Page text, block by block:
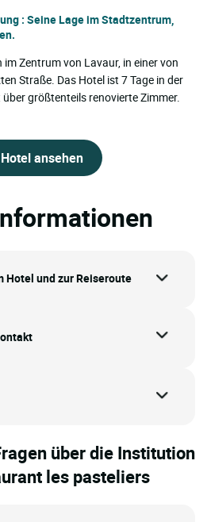
: Seine Lage im Stadtzentrum,
Zentrum von Lavaur, in einer von
Straße. Das Hotel ist 7 Tage in der
größtenteils renovierte Zimmer.
ansehen
Hotel und zur Reiseroute
über die Institution
les pasteliers